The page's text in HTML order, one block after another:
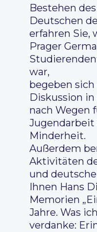
Bestehen
Deutschen
erfahren Sie,
Prager
war,
begeben
Diskussion
nach Wegen
Minderheit.
Außerdem
Aktivitäten
und
Ihnen Hans
Memorien
Jahre. Was
verdanke: